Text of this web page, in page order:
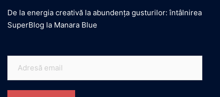
De la energia creativă la abundența gusturilor: întâlnirea
SuperBlog la Manara Blue
email